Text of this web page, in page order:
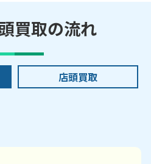
買取の流れ
店頭買取